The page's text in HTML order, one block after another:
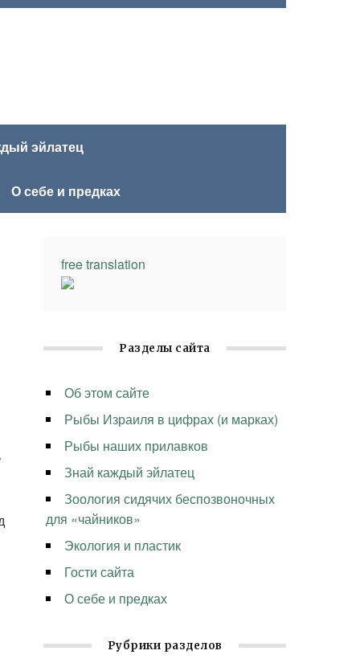
эйлатец
О себе и предках
free translation
Разделы сайта
Об этом сайте
Рыбы Израиля в цифрах (и марках)
Рыбы наших прилавков
Знай каждый эйлатец
Зоология сидячих беспозвоночных
для «чайников»
Экология и пластик
Гости сайта
О себе и предках
Рубрики разделов